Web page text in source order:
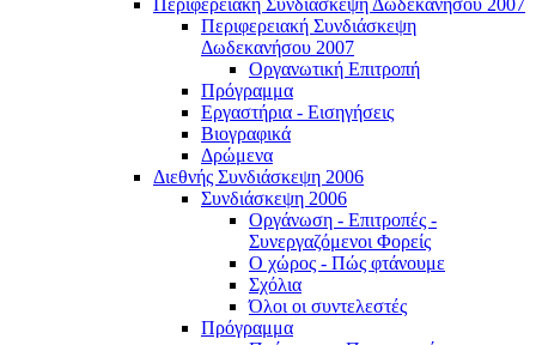
Περιφερειακή Συνδιάσκεψη Δωδεκανήσου 2007
Περιφερειακή Συνδιάσκεψη
Δωδεκανήσου 2007
Οργανωτική Επιτροπή
Πρόγραμμα
Εργαστήρια - Εισηγήσεις
Βιογραφικά
Δρώμενα
Διεθνής Συνδιάσκεψη 2006
Συνδιάσκεψη 2006
Οργάνωση - Επιτροπές -
Συνεργαζόμενοι Φορείς
Ο χώρος - Πώς φτάνουμε
Σχόλια
Όλοι οι συντελεστές
Πρόγραμμα